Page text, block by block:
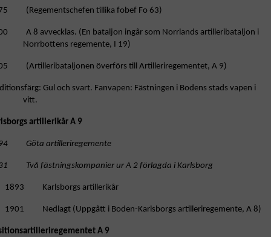
(Regementschefen tillika fobef Fo 63)
A 8 avvecklas. (En bataljon ingår som Norrlands artilleribataljon i
Norrbottens regemente, I 19)
(Artilleribataljonen överförs till Artilleriregementet, A 9)
Gul och svart. Fanvapen: Fästningen i Bodens stads vapen i
vitt.
artillerikår A 9
Göta artilleriregemente
Två fästningskompanier ur A 2 förlagda i Karlsborg
1893 Karlsborgs artillerikår
1901 Nedlagt (Uppgått i Boden-Karlsborgs artilleriregemente, A 8)
A 9